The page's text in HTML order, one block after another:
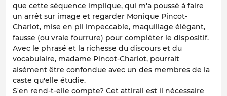
que cette séquence implique, qui m'a poussé à faire
un arrêt sur image et regarder Monique Pincot-
Charlot, mise en pli impeccable, maquillage élégant,
fausse (ou vraie fourrure) pour compléter le dispositif.
Avec le phrasé et la richesse du discours et du
vocabulaire, madame Pincot-Charlot, pourrait
aisément être confondue avec un des membres de la
caste qu'elle étudie.
S'en rend-t-elle compte? Cet attirail est il nécessaire